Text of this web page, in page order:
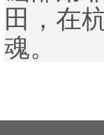
田，在
魂。